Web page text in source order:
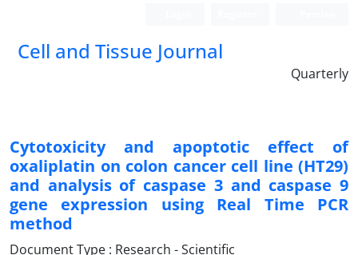
Cell and Tissue Journal
Quarterly
Cytotoxicity and apoptotic effect of
oxaliplatin on colon cancer cell line (HT29)
and analysis of caspase 3 and caspase 9
gene expression using Real Time PCR
method
Document Type : Research - Scientific